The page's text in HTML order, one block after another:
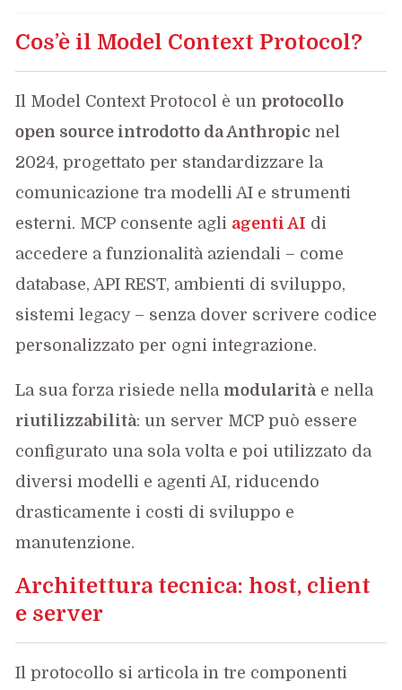
Cos’è il Model Context Protocol?
Il Model Context Protocol è un protocollo
open source introdotto da Anthropic nel
2024, progettato per standardizzare la
comunicazione tra modelli AI e strumenti
esterni. MCP consente agli agenti AI di
accedere a funzionalità aziendali – come
database, API REST, ambienti di sviluppo,
sistemi legacy – senza dover scrivere codice
personalizzato per ogni integrazione.
La sua forza risiede nella modularità e nella
riutilizzabilità: un server MCP può essere
configurato una sola volta e poi utilizzato da
diversi modelli e agenti AI, riducendo
drasticamente i costi di sviluppo e
manutenzione.
Architettura tecnica: host, client
e server
Il protocollo si articola in tre componenti